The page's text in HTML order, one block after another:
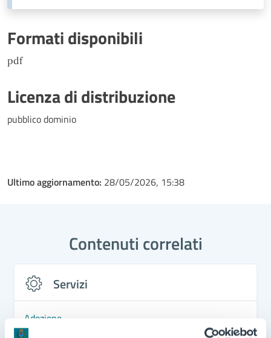
Formati disponibili
pdf
Licenza di distribuzione
pubblico dominio
Ultimo aggiornamento: 28/05/2026, 15:38
Contenuti correlati
Servizi
Adozione